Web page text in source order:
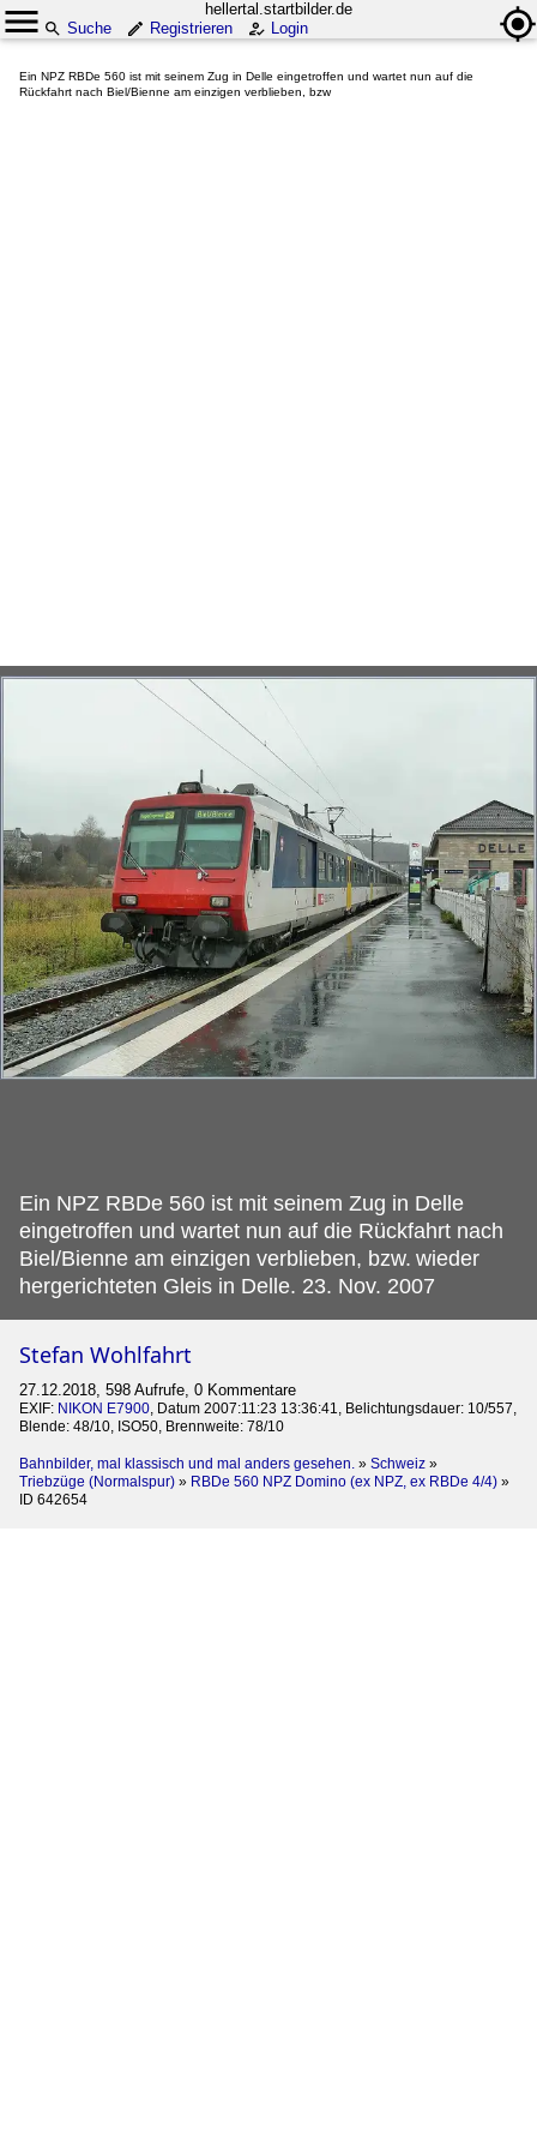
hellertal.startbilder.de
Suche
Registrieren Login
Ein NPZ RBDe 560 ist mit seinem Zug in Delle eingetroffen und wartet nun auf die
Rückfahrt nach Biel/Bienne am einzigen verblieben, bzw
Ein NPZ RBDe 560 ist mit seinem Zug in Delle
eingetroffen und wartet nun auf die Rückfahrt nach
Biel/Bienne am einzigen verblieben, bzw. wieder
hergerichteten Gleis in Delle. 23. Nov. 2007
Stefan Wohlfahrt
27.12.2018, 598 Aufrufe, 0 Kommentare
EXIF: NIKON E7900, Datum 2007:11:23 13:36:41, Belichtungsdauer: 10/557,
Blende: 48/10, ISO50, Brennweite: 78/10
Bahnbilder, mal klassisch und mal anders gesehen. » Schweiz »
Triebzüge (Normalspur) » RBDe 560 NPZ Domino (ex NPZ, ex RBDe 4/4) »
ID 642654